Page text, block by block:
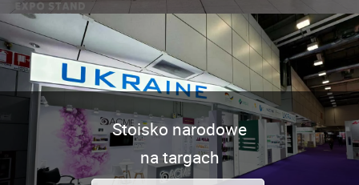
Stoisko narodowe
na targach